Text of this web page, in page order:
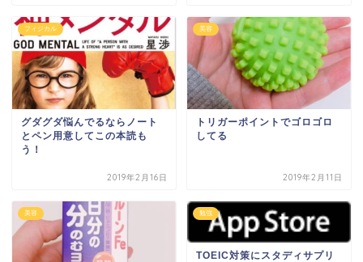
フィジカル
グダグダ悩んでるならノート
とペン用意してこの本読も
う！
2019年2月16日
美容
トリガーポイントでゴロゴロ
してる
2019年2月11日
美容 勉強
TOEIC対策にスタディサプリ